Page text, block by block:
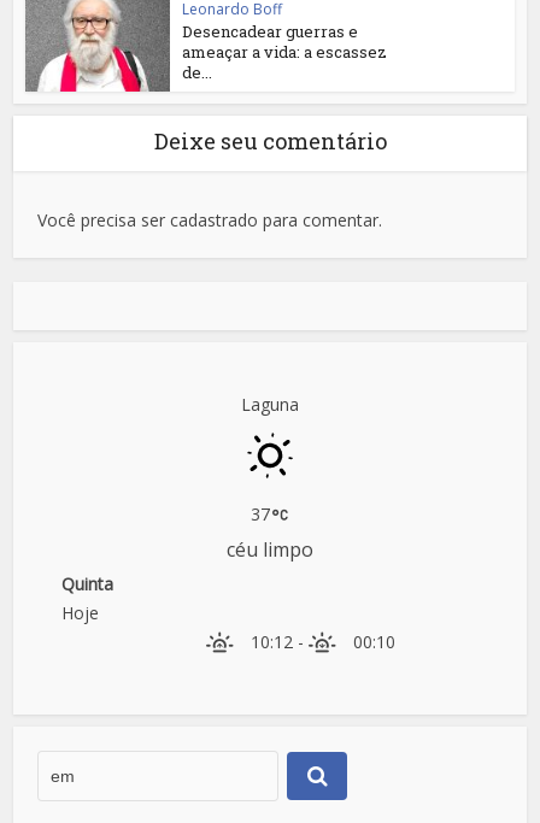
Leonardo Boff
Desencadear guerras e
ameaçar a vida: a escassez
de...
Deixe seu comentário
Você precisa ser cadastrado para comentar.
Laguna
37
céu limpo
Quinta
Hoje
10:12- 00:10